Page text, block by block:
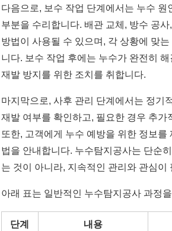
다음으로, 보수 작업 단계에서는 누수 원
부분을 수리합니다. 배관 교체, 방수 공
방법이 사용될 수 있으며, 각 상황에 맞
니다. 보수 작업 후에는 누수가 완전히
재발 방지를 위한 조치를 취합니다.
마지막으로, 사후 관리 단계에서는 정기
재발 여부를 확인하고, 필요한 경우 추가
또한, 고객에게 누수 예방을 위한 정보를
법을 안내합니다. 누수탐지공사는 단순
는 것이 아니라, 지속적인 관리와 관심이
아래 표는 일반적인 누수탐지공사 과정
단계 내용